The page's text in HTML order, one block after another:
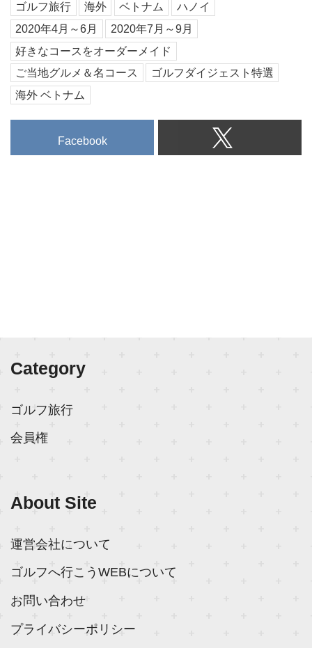
ゴルフ旅行 海外 ベトナム
ハノイ
2020年4月～6月
2020年7月～9月
好きなコースをオーダーメイド
ご当地グルメ＆名コース
ゴルフダイジェスト特選
海外 ベトナム
Facebook
Category
ゴルフ旅行
会員権
About Site
運営会社について
ゴルフへ行こうWEBについて
お問い合わせ
プライバシーポリシー